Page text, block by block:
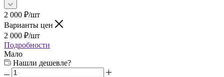
2 000 ₽/шт
Варианты цен
2 000 ₽/шт
Подробности
Мало
Нашли дешевле?